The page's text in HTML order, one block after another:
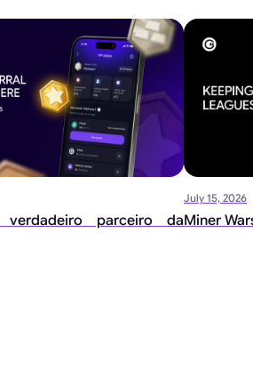
verdadeiro parceiro da
July 15, 2026
Miner